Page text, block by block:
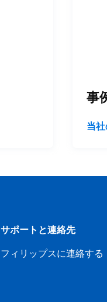
事
当
サポートと連絡先
フィリップスに連絡する